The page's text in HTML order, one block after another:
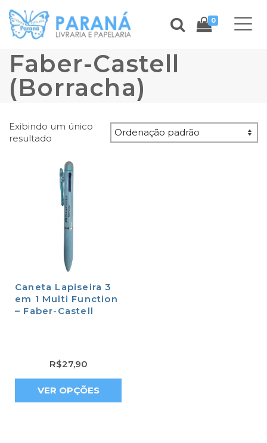
0
Faber-Castell
(Borracha)
Exibindo um único
resultado
Caneta Lapiseira 3
em 1 Multi Function
– Faber-Castell
R$27,90
VER OPÇÕES